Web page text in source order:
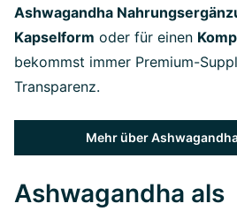
Ashwagandha
Kapselform oder für einen
bekommst immer Premium-
Transparenz.
Mehr über
Ashwagandha als